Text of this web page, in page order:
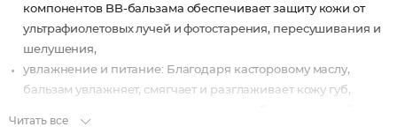
компонентов BB-бальзама обеспечивает защиту кожи от
ультрафиолетовых лучей и фотостарения, пересушивания и
шелушения,
увлажнение и питание: Благодаря касторовому маслу,
бальзам увлажняет, смягчает и разглаживает кожу губ,
Читать все